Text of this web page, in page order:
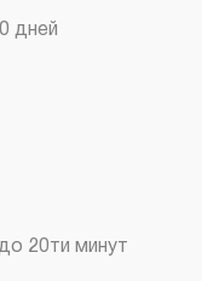
дней
20ти минут